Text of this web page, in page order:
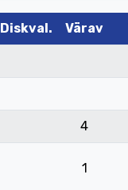
Diskval. Värav
4
1